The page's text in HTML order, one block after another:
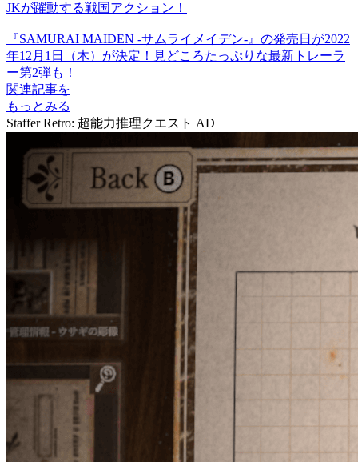
JKが躍動する戦国アクション！
『SAMURAI MAIDEN -サムライメイデン-』の発売日が2022
年12月1日（木）が決定！見どころたっぷりな最新トレーラ
ー第2弾も！
関連記事を
もっとみる
Staffer Retro: 超能力推理クエスト AD